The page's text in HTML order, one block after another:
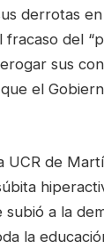
derrotas
del
sus
el
UCR de
a la
la